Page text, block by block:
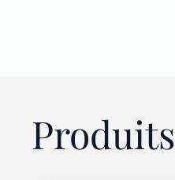
Produits